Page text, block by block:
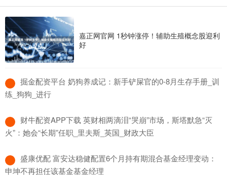
嘉正网官网 1秒钟涨停！辅助生殖概念股迎利
好
​掘金配资平台 奶狗养成记：新手铲屎官的0-8月生存手册_训
练_狗狗_进行
​财牛配资APP下载 英财相两滴泪“哭崩”市场，斯塔默急“灭
火”：她会“长期”任职_里夫斯_英国_财政大臣
​盛康优配 富安达稳健配置6个月持有期混合基金经理变动：
申坤不再担任该基金基金经理